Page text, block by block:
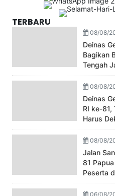
TERBARU
08/08/
Deinas
Bagikan
Tengah
08/08/
Deinas
RI ke-81,
Harus
08/08/
Jalan
81
Peserta
06/08/